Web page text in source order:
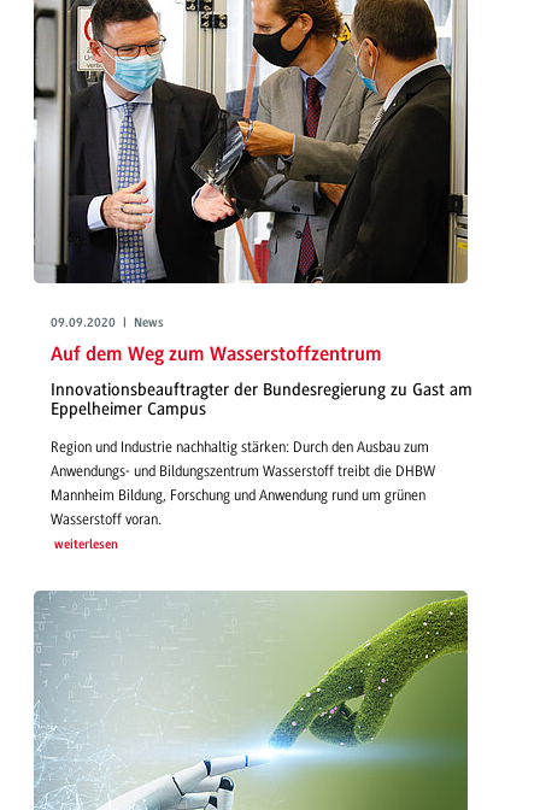
09.09.2020 | News
Auf dem Weg zum Wasserstoffzentrum
Innovationsbeauftragter der Bundesregierung zu Gast am
Eppelheimer Campus
Region und Industrie nachhaltig stärken: Durch den Ausbau zum
Anwendungs- und Bildungszentrum Wasserstoff treibt die DHBW
Mannheim Bildung, Forschung und Anwendung rund um grünen
Wasserstoff voran.
weiterlesen